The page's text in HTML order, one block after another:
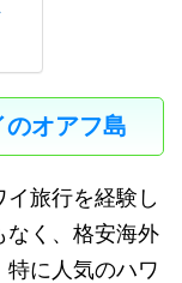
のオアフ島
旅行を経験し
なく、格安海外
に人気のハワ